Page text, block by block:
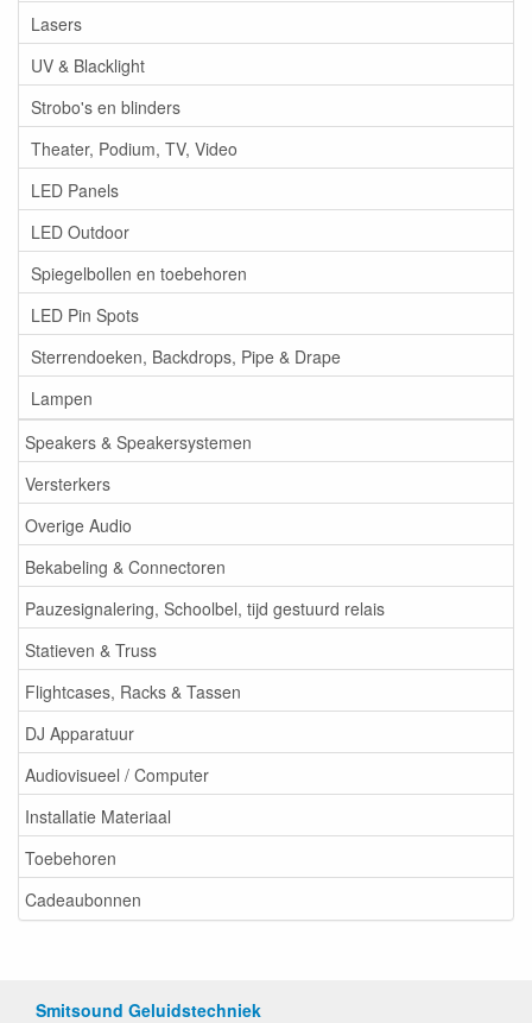
Lasers
UV & Blacklight
Strobo's en blinders
Theater, Podium, TV, Video
LED Panels
LED Outdoor
Spiegelbollen en toebehoren
LED Pin Spots
Sterrendoeken, Backdrops, Pipe & Drape
Lampen
Speakers & Speakersystemen
Versterkers
Overige Audio
Bekabeling & Connectoren
Pauzesignalering, Schoolbel, tijd gestuurd relais
Statieven & Truss
Flightcases, Racks & Tassen
DJ Apparatuur
Audiovisueel / Computer
Installatie Materiaal
Toebehoren
Cadeaubonnen
Smitsound Geluidstechniek